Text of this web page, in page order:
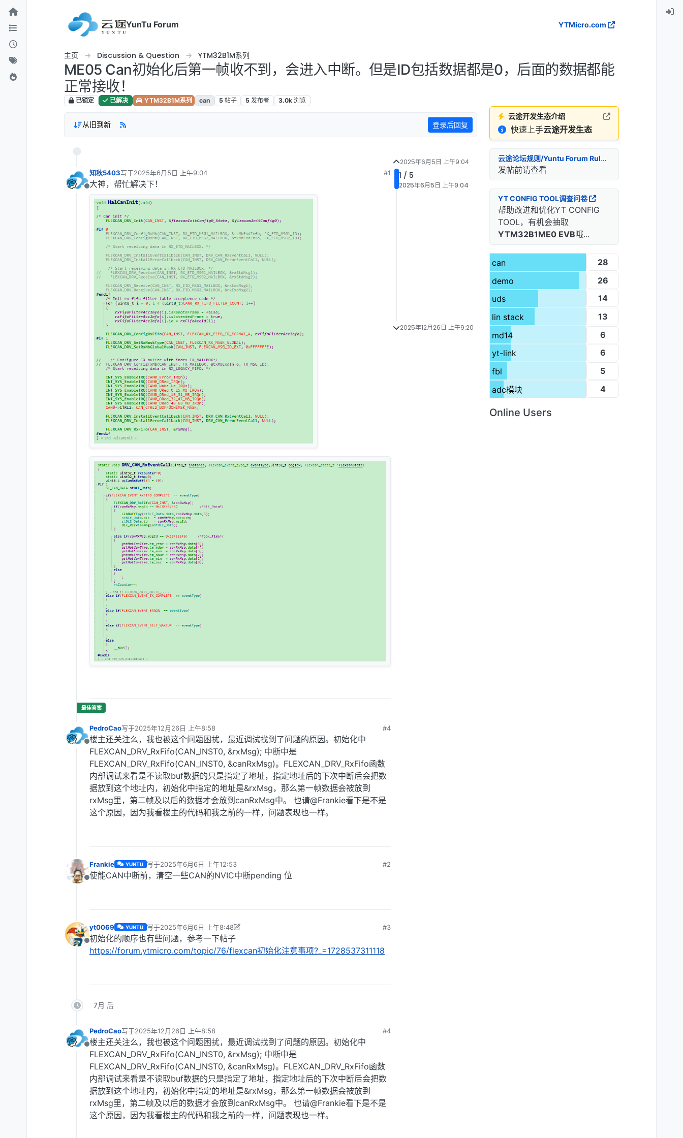
跳转至内容
YunTu Forum
YTMicro.com
主页 Discussion & Question YTM32B1M系列
ME05 Can初始化后第一帧收不到，会进入中断。但是ID包括数据都是0，后面的数据都能
正常接收！
已锁定 已解决 YTM32B1M系列 can 5 帖子 5 发布者 3.0k 浏览
从旧到新 登录后回复
离线
知秋5403写于2025年6月5日 上午9:04
最后由 编辑
#1
大神，帮忙解决下！
离线
PedroCao写于2025年12月26日 上午8:58
最后由 编辑
#4
楼主还关注么，我也被这个问题困扰，最近调试找到了问题的原因。初始化中
FLEXCAN_DRV_RxFifo(CAN_INST0, &rxMsg); 中断中是
FLEXCAN_DRV_RxFifo(CAN_INST0, &canRxMsg)。FLEXCAN_DRV_RxFifo函数
内部调试来看是不读取buf数据的只是指定了地址，指定地址后的下次中断后会把数
据放到这个地址内，初始化中指定的地址是&rxMsg，那么第一帧数据会被放到
rxMsg里，第二帧及以后的数据才会放到canRxMsg中。 也请@Frankie看下是不是
这个原因，因为我看楼主的代码和我之前的一样，问题表现也一样。
离线
Frankie YUNTU 写于2025年6月6日 上午12:53
最后由 编辑
#2
使能CAN中断前，清空一些CAN的NVIC中断pending 位
离线
yt0069 YUNTU 写于2025年6月6日 上午8:48
最后由 yt0069 编辑2025年6月6日 下午4:49
#3
初始化的顺序也有些问题，参考一下帖子
https://forum.ytmicro.com/topic/76/flexcan初始化注意事项?_=1728537311118
7月 后
离线
PedroCao写于2025年12月26日 上午8:58
最后由 编辑
#4
楼主还关注么，我也被这个问题困扰，最近调试找到了问题的原因。初始化中
FLEXCAN_DRV_RxFifo(CAN_INST0, &rxMsg); 中断中是
FLEXCAN_DRV_RxFifo(CAN_INST0, &canRxMsg)。FLEXCAN_DRV_RxFifo函数
内部调试来看是不读取buf数据的只是指定了地址，指定地址后的下次中断后会把数
据放到这个地址内，初始化中指定的地址是&rxMsg，那么第一帧数据会被放到
rxMsg里，第二帧及以后的数据才会放到canRxMsg中。 也请@Frankie看下是不是
这个原因，因为我看楼主的代码和我之前的一样，问题表现也一样。
2025年6月5日 上午9:04
1 / 5
2025年6月5日 上午9:04
2025年12月26日 上午9:20
云途开发生态介绍
快速上手云途开发生态
云途论坛规则/Yuntu Forum Rules
发帖前请查看
YT CONFIG TOOL调查问卷
帮助改进和优化YT CONFIG
TOOL，有机会抽取
YTM32B1ME0 EVB哦...
can
28
demo
26
uds
14
lin stack
13
md14
6
yt-link
6
fbl
5
adc模块
4
Online Users